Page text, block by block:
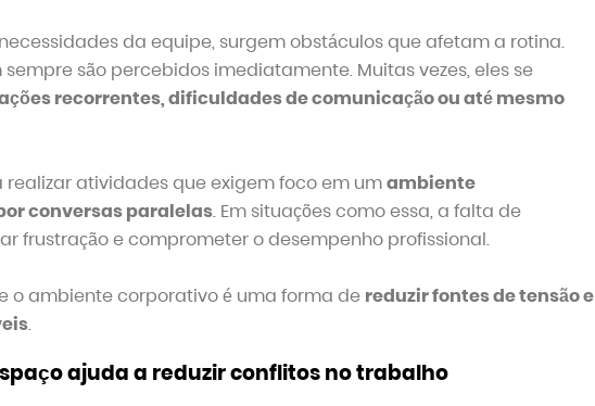
da equipe, surgem obstáculos que afetam a rotina.
são percebidos imediatamente. Muitas vezes, eles se
recorrentes, dificuldades de comunicação ou até mesmo
atividades que exigem foco em umambiente
conversas paralelas. Em situações como essa, a falta de
frustração e comprometer o desempenho profissional.
o ambiente corporativo é uma forma de reduzir fontes de tensão e
.
ajuda a reduzir conflitos no trabalho